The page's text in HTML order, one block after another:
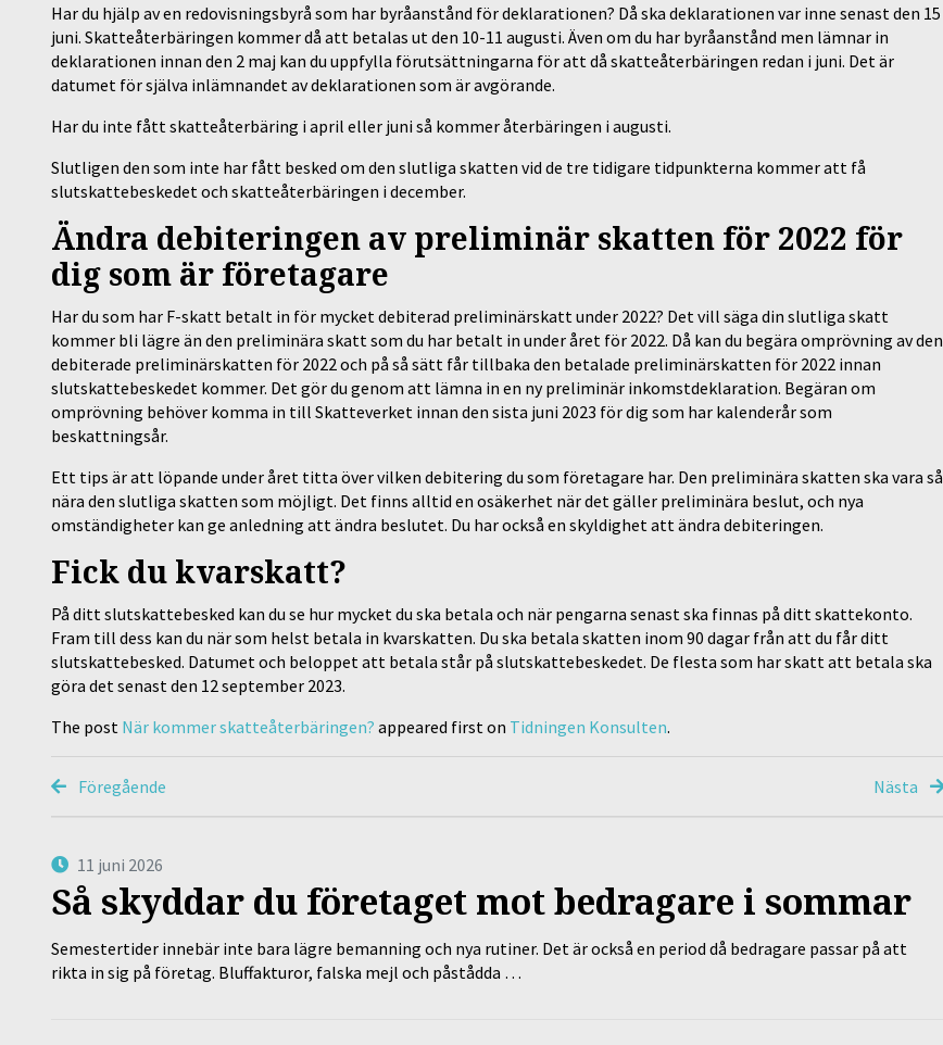
Har du hjälp av en redovisningsbyrå som har byråanstånd för deklarationen? Då ska deklarationen var inne senast den 15
juni. Skatteåterbäringen kommer då att betalas ut den 10-11 augusti. Även om du har byråanstånd men lämnar in
deklarationen innan den 2 maj kan du uppfylla förutsättningarna för att då skatteåterbäringen redan i juni. Det är
datumet för själva inlämnandet av deklarationen som är avgörande.
Har du inte fått skatteåterbäring i april eller juni så kommer återbäringen i augusti.
Slutligen den som inte har fått besked om den slutliga skatten vid de tre tidigare tidpunkterna kommer att få
slutskattebeskedet och skatteåterbäringen i december.
Ändra debiteringen av preliminär skatten för 2022 för
dig som är företagare
Har du som har F-skatt betalt in för mycket debiterad preliminärskatt under 2022? Det vill säga din slutliga skatt
kommer bli lägre än den preliminära skatt som du har betalt in under året för 2022. Då kan du begära omprövning av den
debiterade preliminärskatten för 2022 och på så sätt får tillbaka den betalade preliminärskatten för 2022 innan
slutskattebeskedet kommer. Det gör du genom att lämna in en ny preliminär inkomstdeklaration. Begäran om
omprövning behöver komma in till Skatteverket innan den sista juni 2023 för dig som har kalenderår som
beskattningsår.
Ett tips är att löpande under året titta över vilken debitering du som företagare har. Den preliminära skatten ska vara så
nära den slutliga skatten som möjligt. Det finns alltid en osäkerhet när det gäller preliminära beslut, och nya
omständigheter kan ge anledning att ändra beslutet. Du har också en skyldighet att ändra debiteringen.
Fick du kvarskatt?
På ditt slutskattebesked kan du se hur mycket du ska betala och när pengarna senast ska finnas på ditt skattekonto.
Fram till dess kan du när som helst betala in kvarskatten. Du ska betala skatten inom 90 dagar från att du får ditt
slutskattebesked. Datumet och beloppet att betala står på slutskattebeskedet. De flesta som har skatt att betala ska
göra det senast den 12 september 2023.
The post När kommer skatteåterbäringen? appeared first on Tidningen Konsulten.
Föregående Nästa
11 juni 2026
Så skyddar du företaget mot bedragare i sommar
Semestertider innebär inte bara lägre bemanning och nya rutiner. Det är också en period då bedragare passar på att
rikta in sig på företag. Bluffakturor, falska mejl och påstådda …